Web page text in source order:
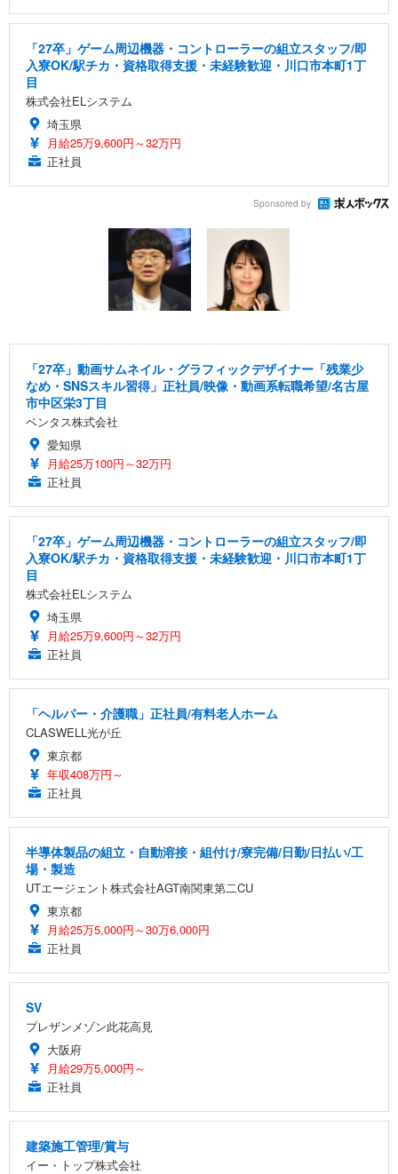
「27卒」ゲーム周辺機器・コントローラーの組立スタッフ/即
入寮OK/駅チカ・資格取得支援・未経験歓迎・川口市本町1丁
目
株式会社ELシステム
埼玉県
月給25万9,600円～32万円
正社員
Sponsored by
「27卒」動画サムネイル・グラフィックデザイナー「残業少
なめ・SNSスキル習得」正社員/映像・動画系転職希望/名古屋
市中区栄3丁目
ベンタス株式会社
愛知県
月給25万100円～32万円
正社員
「27卒」ゲーム周辺機器・コントローラーの組立スタッフ/即
入寮OK/駅チカ・資格取得支援・未経験歓迎・川口市本町1丁
目
株式会社ELシステム
埼玉県
月給25万9,600円～32万円
正社員
「ヘルパー・介護職」正社員/有料老人ホーム
CLASWELL光が丘
東京都
年収408万円～
正社員
半導体製品の組立・自動溶接・組付け/寮完備/日勤/日払い/工
場・製造
UTエージェント株式会社AGT南関東第二CU
東京都
月給25万5,000円～30万6,000円
正社員
SV
プレザンメゾン此花高見
大阪府
月給29万5,000円～
正社員
建築施工管理/賞与
イー・トップ株式会社